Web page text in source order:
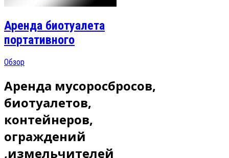
Аренда биотуалета
портативного
Обзор
Аренда мусоросбросов,
биотуалетов,
контейнеров,
ограждений
,измельчителей